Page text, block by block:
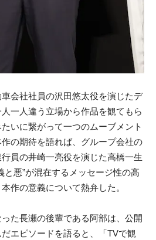
会社社員の沢田悠太役を演じたデ
一人違う立場から作品を観てもら
いに繋がって一つのムーブメント
の期待を語れば、グループ会社の
員の井崎一亮役を演じた高橋一生
と悪”が混在するメッセージ性の高
作の意義について熱弁した。
た長瀬の後輩である阿部は、公開
エピソードを語ると、「TVで観